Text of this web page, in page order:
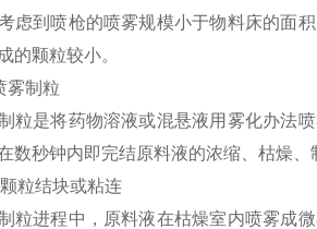
虑到喷枪的喷雾规模小于物料床的面
的颗粒较小。
雾制粒
粒是将药物溶液或混悬液用雾化办法
数秒钟内即完结原料液的浓缩、枯燥
粒结块或粘连
粒进程中，原料液在枯燥室内喷雾成